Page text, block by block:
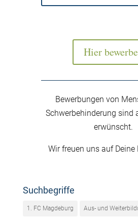
Hier
Bewerbungen von
Schwerbehinderung sind
erwünscht.
Wir freuen uns auf Deine
Suchbegriffe
1. FC Magdeburg Aus- und